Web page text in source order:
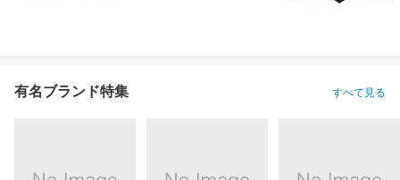
有名ブランド特集 すべて見る